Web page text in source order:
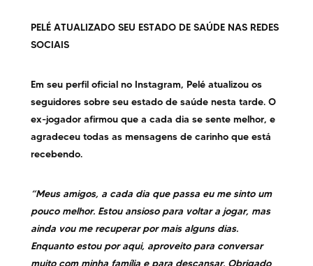
PELÉ ATUALIZADO SEU ESTADO DE SAÚDE NAS REDES
SOCIAIS
Em seu perfil oficial no Instagram, Pelé atualizou os
seguidores sobre seu estado de saúde nesta tarde. O
ex-jogador afirmou que a cada dia se sente melhor, e
agradeceu todas as mensagens de carinho que está
recebendo.
“Meus amigos, a cada dia que passa eu me sinto um
pouco melhor. Estou ansioso para voltar a jogar, mas
ainda vou me recuperar por mais alguns dias.
Enquanto estou por aqui, aproveito para conversar
muito com minha família e para descansar. Obrigado